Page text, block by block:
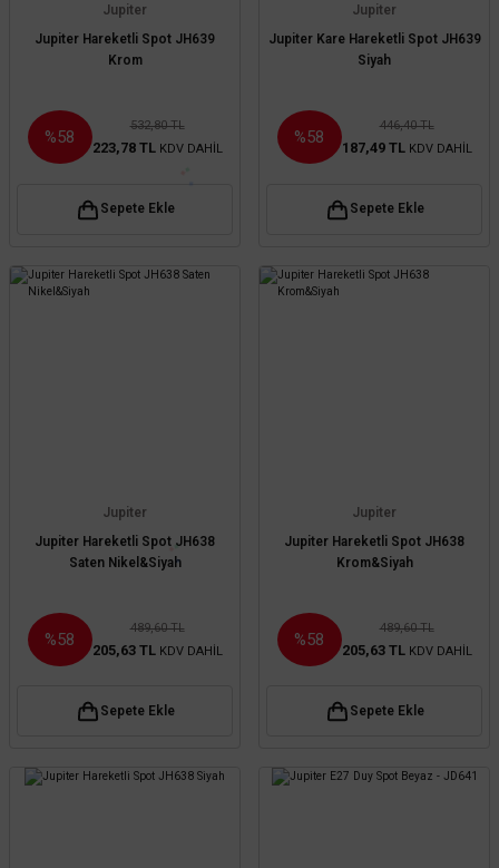
Jupiter
Jupiter Hareketli Spot JH639
Krom
%58
532,80 TL
223,78 TL KDV DAHİL
Sepete Ekle
Jupiter
Jupiter Kare Hareketli Spot JH639
Siyah
%58
446,40 TL
187,49 TL KDV DAHİL
Sepete Ekle
Jupiter
Jupiter Hareketli Spot JH638
Saten Nikel&Siyah
%58
489,60 TL
205,63 TL KDV DAHİL
Sepete Ekle
Jupiter
Jupiter Hareketli Spot JH638
Krom&Siyah
%58
489,60 TL
205,63 TL KDV DAHİL
Sepete Ekle